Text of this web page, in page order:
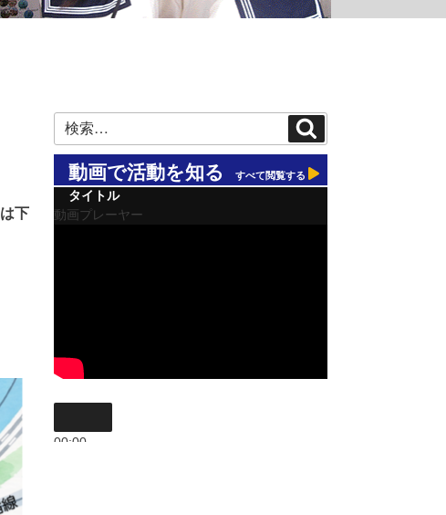
下
検
索:
動画で活動を知る すべて閲覧する
タイトル
動画プレーヤー
00:00